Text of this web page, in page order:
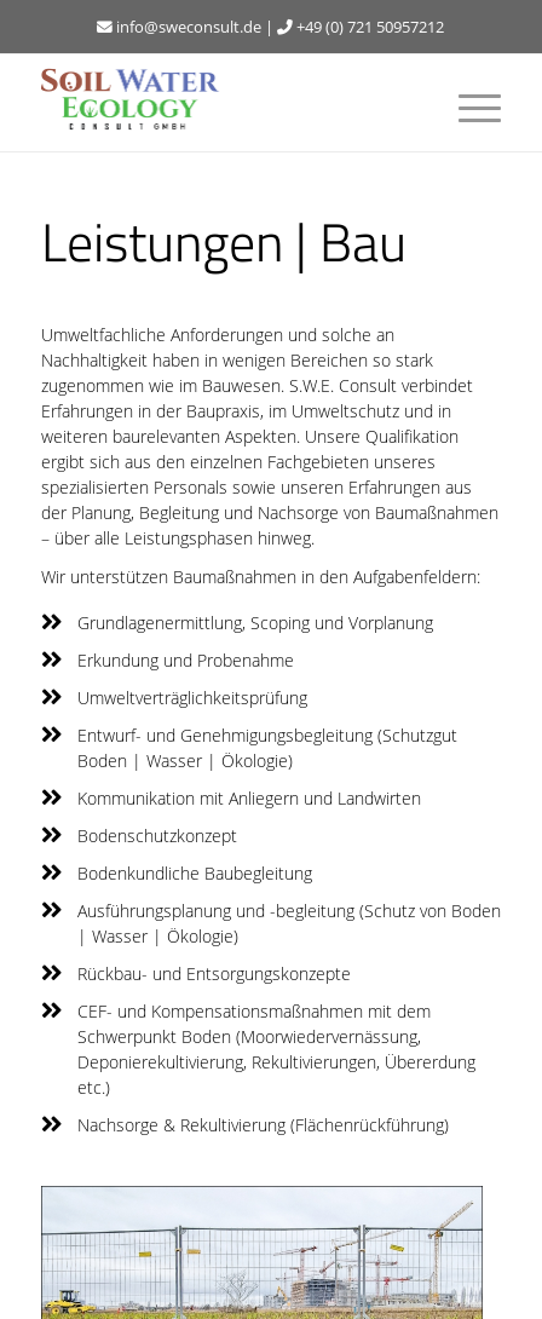
info@sweconsult.de | +49 (0) 721 50957212
Leistungen | Bau
Umweltfachliche Anforderungen und solche an
Nachhaltigkeit haben in wenigen Bereichen so stark
zugenommen wie im Bauwesen. S.W.E. Consult verbindet
Erfahrungen in der Baupraxis, im Umweltschutz und in
weiteren baurelevanten Aspekten. Unsere Qualifikation
ergibt sich aus den einzelnen Fachgebieten unseres
spezialisierten Personals sowie unseren Erfahrungen aus
der Planung, Begleitung und Nachsorge von Baumaßnahmen
– über alle Leistungsphasen hinweg.
Wir unterstützen Baumaßnahmen in den Aufgabenfeldern:
Grundlagenermittlung, Scoping und Vorplanung
Erkundung und Probenahme
Umweltverträglichkeitsprüfung
Entwurf- und Genehmigungsbegleitung (Schutzgut
Boden | Wasser | Ökologie)
Kommunikation mit Anliegern und Landwirten
Bodenschutzkonzept
Bodenkundliche Baubegleitung
Ausführungsplanung und -begleitung (Schutz von Boden
| Wasser | Ökologie)
Rückbau- und Entsorgungskonzepte
CEF- und Kompensationsmaßnahmen mit dem
Schwerpunkt Boden (Moorwiedervernässung,
Deponierekultivierung, Rekultivierungen, Übererdung
etc.)
Nachsorge & Rekultivierung (Flächenrückführung)